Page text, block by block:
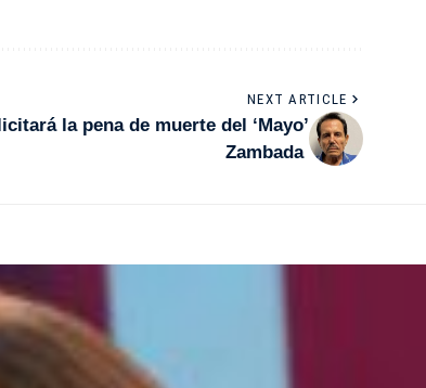
NEXT ARTICLE
la pena de muerte del ‘Mayo’
Zambada